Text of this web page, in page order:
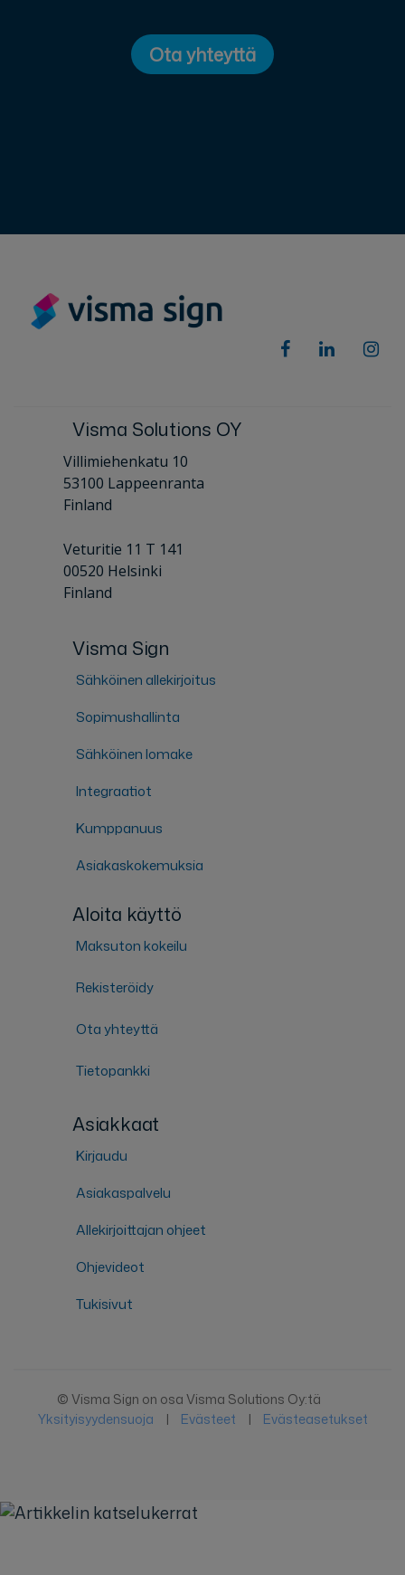
Ota yhteyttä
Visma Solutions OY
Villimiehenkatu 10
53100 Lappeenranta
Finland
Veturitie 11 T 141
00520 Helsinki
Finland
Visma Sign
Sähköinen allekirjoitus
Sopimushallinta
Sähköinen lomake
Integraatiot
Kumppanuus
Asiakaskokemuksia
Aloita käyttö
Maksuton kokeilu
Rekisteröidy
Ota yhteyttä
Tietopankki
Asiakkaat
Kirjaudu
Asiakaspalvelu
Allekirjoittajan ohjeet
Ohjevideot
Tukisivut
© Visma Sign on osa Visma Solutions Oy:tä
Yksityisyydensuoja
| Evästeet | Evästeasetukset